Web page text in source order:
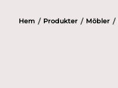
Hem / Produkter / Möbler /